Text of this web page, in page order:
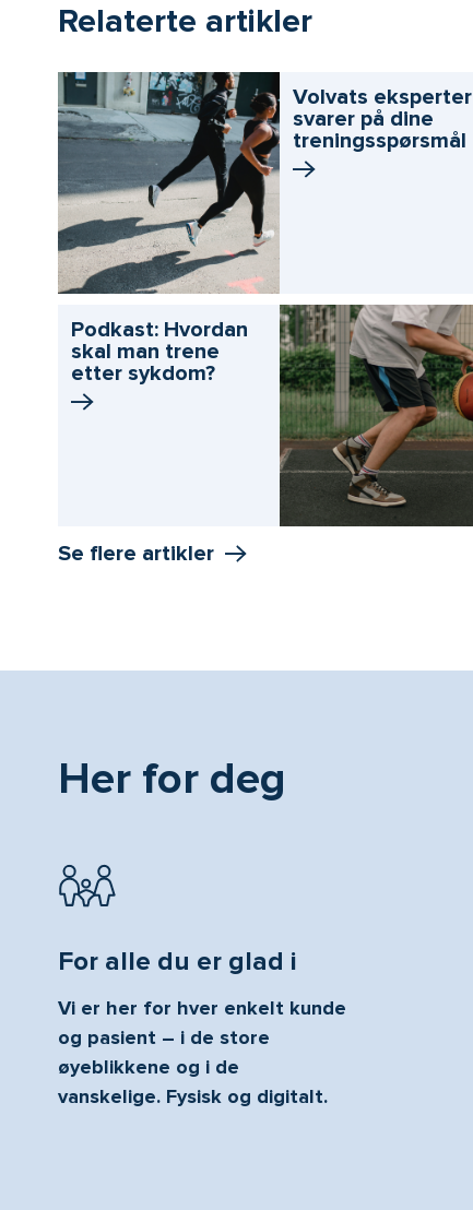
Relaterte artikler
Volvats eksperter
svarer på dine
treningsspørsmål
Podkast: Hvordan
skal man trene
etter sykdom?
Se flere artikler
Her for deg
For alle du er glad i
Vi er her for hver enkelt kunde
og pasient – i de store
øyeblikkene og i de
vanskelige. Fysisk og digitalt.